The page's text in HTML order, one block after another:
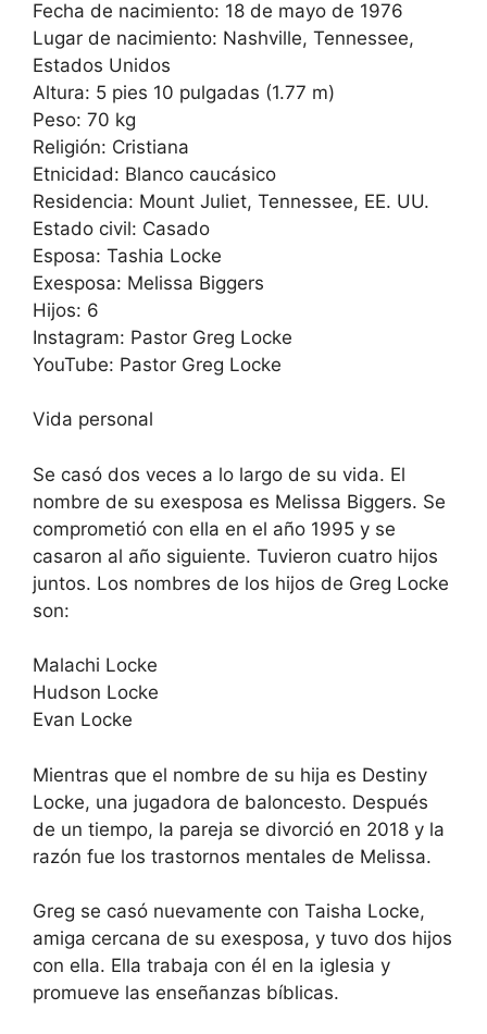
Fecha de nacimiento: 18 de mayo de 1976
Lugar de nacimiento: Nashville, Tennessee,
Estados Unidos
Altura: 5 pies 10 pulgadas (1.77 m)
Peso: 70 kg
Religión: Cristiana
Etnicidad: Blanco caucásico
Residencia: Mount Juliet, Tennessee, EE. UU.
Estado civil: Casado
Esposa: Tashia Locke
Exesposa: Melissa Biggers
Hijos: 6
Instagram: Pastor Greg Locke
YouTube: Pastor Greg Locke
Vida personal
Se casó dos veces a lo largo de su vida. El
nombre de su exesposa es Melissa Biggers. Se
comprometió con ella en el año 1995 y se
casaron al año siguiente. Tuvieron cuatro hijos
juntos. Los nombres de los hijos de Greg Locke
son:
Malachi Locke
Hudson Locke
Evan Locke
Mientras que el nombre de su hija es Destiny
Locke, una jugadora de baloncesto. Después
de un tiempo, la pareja se divorció en 2018 y la
razón fue los trastornos mentales de Melissa.
Greg se casó nuevamente con Taisha Locke,
amiga cercana de su exesposa, y tuvo dos hijos
con ella. Ella trabaja con él en la iglesia y
promueve las enseñanzas bíblicas.